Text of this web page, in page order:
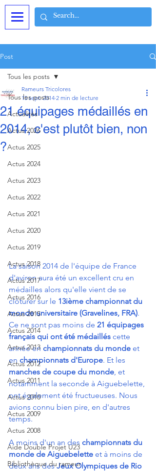
Post
Tous les posts
Actualités
Actus 2026
Actus 2025
Actus 2024
Actus 2023
Actus 2022
Actus 2021
Actus 2020
Actus 2019
Actus 2018
Actus 2017
Actus 2016
Actus 2015
Actus 2014
Actus 2013
Actus 2012
Actus 2011
Actus 2010
Actus 2009
Actus 2008
Aide Double Projet U23
Bibliothèque du rameur
Tous les posts
21 équipages médaillés en
2014, c'est plutôt bien, non
?
Rameurs Tricolores
15 sept. 2014 2 min de lecture
La saison 2014 de l'équipe de France
d'aviron aura été un excellent cru en
médailles alors qu'elle vient de se
clôturer sur le 13ième championnat du
monde universitaire (Gravelines, FRA).
Ce ne sont pas moins de 21 équipages
français qui ont été médaillés cette
année en championnats du monde et
en championnats d'Europe. Et les
manches de coupe du monde, et
notamment la seconde à Aiguebelette,
ont également été fructueuses. Nous
avions connu bien pire, en d'autres
temps.
A moins d'un an des championnats du
monde de Aiguebelette et à moins de
deux ans des Jeux Olympiques de Rio